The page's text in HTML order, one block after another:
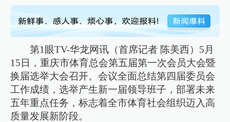
第1眼TV-华龙网讯（首席记者 陈美西）5月
15日，重庆市体育总会第五届第一次会员大会暨
换届选举大会召开。会议全面总结第四届委员会
工作成绩，选举产生新一届领导班子，部署未来
五年重点任务，标志着全市体育社会组织迈入高
质量发展新阶段。